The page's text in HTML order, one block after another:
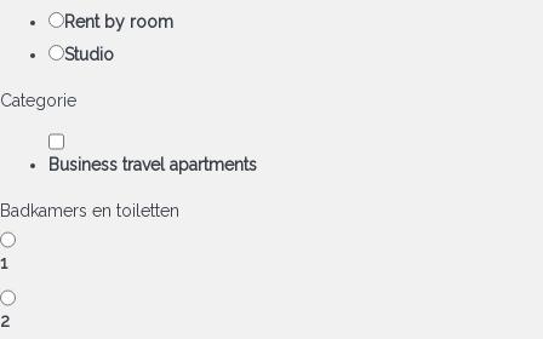
Rent by room
Studio
Categorie
Business travel apartments
Badkamers en toiletten
1
2